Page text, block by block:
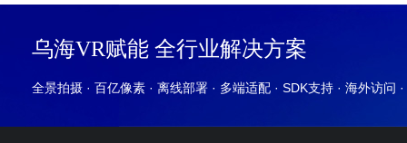
乌海VR赋能 全行业解决方案
全景拍摄 · 百亿像素 · 离线部署 · 多端适配 · SDK支持 · 海外访问